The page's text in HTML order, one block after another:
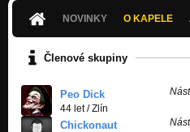
NOVINKY O KAPELE
Členové skupiny
Peo Dick
44 let/Zlín
Chickonaut